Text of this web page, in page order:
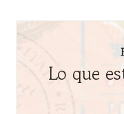
Lo que